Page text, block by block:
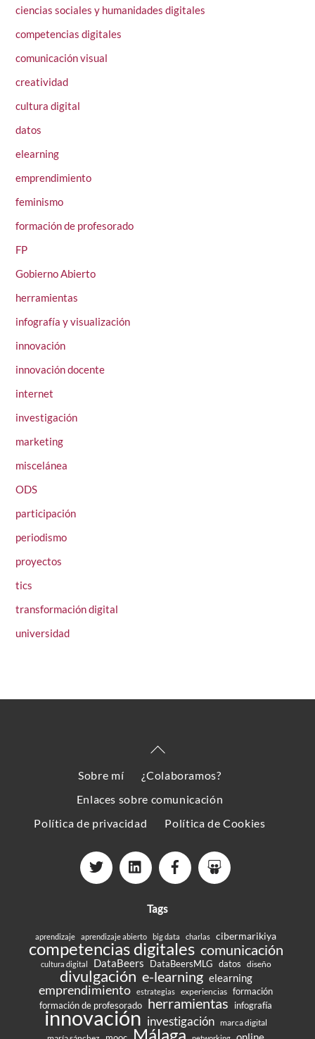
ciencias sociales y humanidades digitales
competencias digitales
comunicación visual
creatividad
cultura digital
datos
elearning
emprendimiento
feminismo
formación de profesorado
FP
Gobierno Abierto
herramientas
infografía y visualización
innovación
innovación docente
internet
investigación
marketing
miscelánea
ODS
participación
periodismo
proyectos
tics
transformación digital
universidad
Back
Top
Sobre mí
¿Colaboramos?
Enlaces sobre comunicación
Política de privacidad
Política de Cookies
Tags
aprendizaje aprendizaje abierto big data charlas cibermarikiya
competencias digitales comunicación
cultura digital DataBeers DataBeersMLG datos diseño
divulgación e-learning elearning
emprendimiento estrategias experiencias formación
formación de profesorado herramientas infografía
innovación investigación marca digital
Málaga